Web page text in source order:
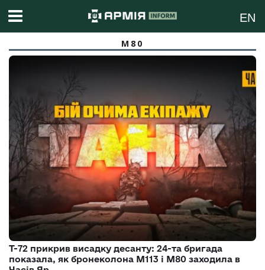
EN
M80
Т-72 прикрив висадку десанту: 24-та бригада
показала, як бронеколона M113 і M80 заходила в